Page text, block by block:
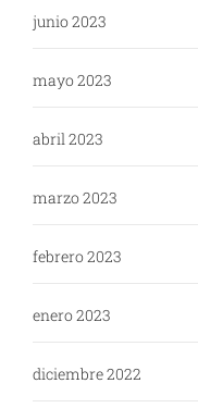
junio 2023
mayo 2023
abril 2023
marzo 2023
febrero 2023
enero 2023
diciembre 2022